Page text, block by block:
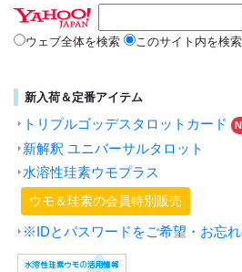
ウェブ全体を検索 このサイト内を検索
新入荷＆定番アイテム
トリプルゴッデスタロットカード
新解釈 ユニバーサルタロット
水溶性珪素ウモプラス
ウモ＆珪素の会員特別販売
※IDとパスワードをご希望・お忘